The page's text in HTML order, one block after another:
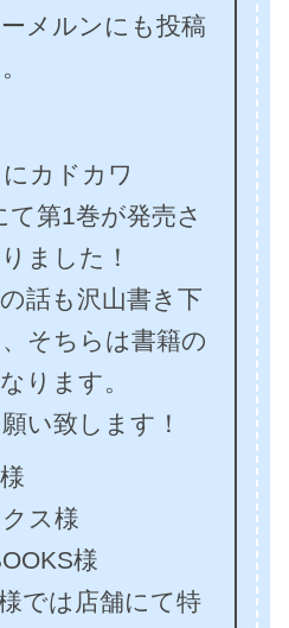
メルンにも投稿
カドカワ
て第1巻が発売さ
ました！
話も沢山書き下
そちらは書籍の
ります。
い致します！
ス様
様
では店舗にて特